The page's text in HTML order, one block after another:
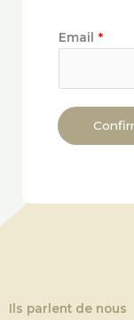
Email *
Ils parlent de nous